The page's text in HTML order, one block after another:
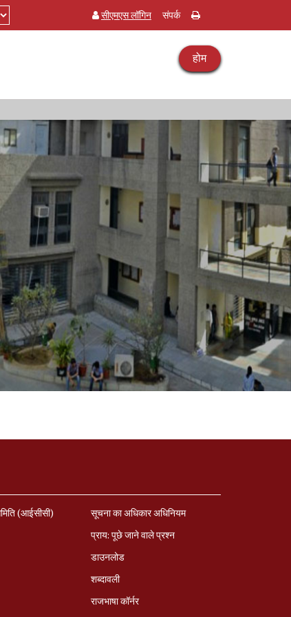
सीएमएस लॉगिन संपर्क
होम
(आईसीसी)
सूचना का अधिकार अधिनियम
प्राय: पूछे जाने वाले प्रश्‍न
डाउनलोड
शब्दावली
राजभाषा कॉर्नर